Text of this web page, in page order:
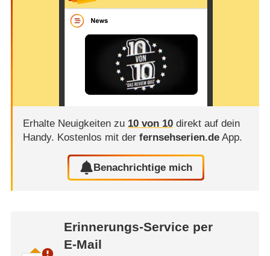
Erhalte Neuigkeiten zu 10 von 10direkt auf dein
Handy. Kostenlos mit der fernsehserien.deApp.
Benachrichtige mich
Erinnerungs-Service per
E-Mail